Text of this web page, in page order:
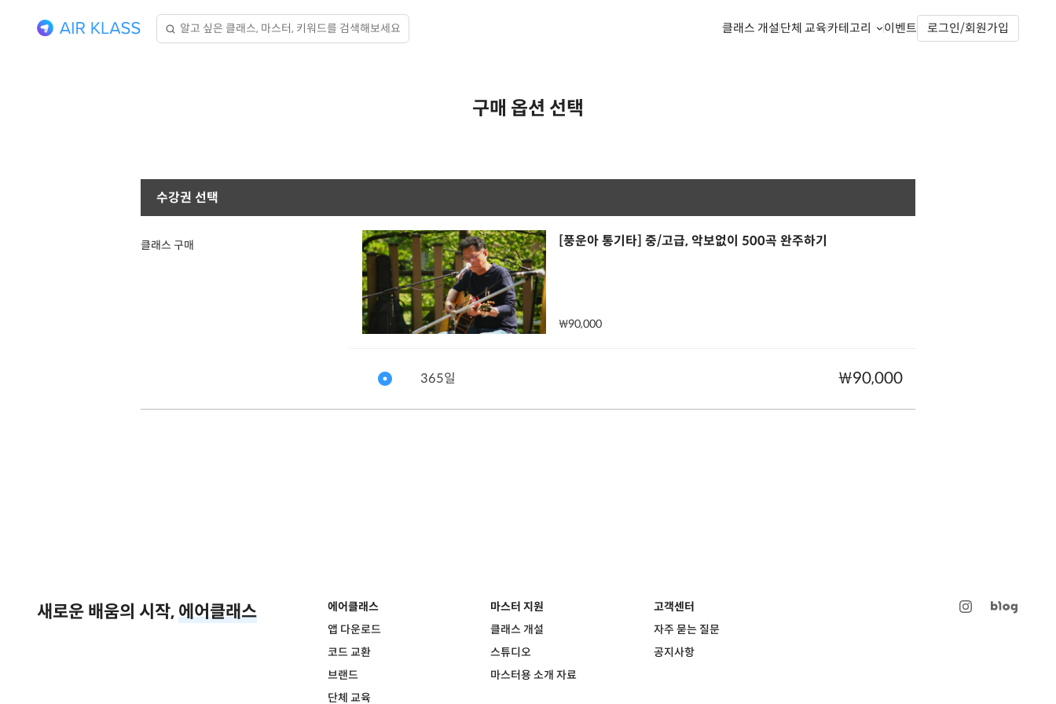
클래스 개설 단체 교육카테고리 이벤트 로그인/회원가입
구매 옵션 선택
수강권 선택
클래스 구매 [풍운아 통기타] 중/고급, 악보없이 500곡 완주하기
₩90,000
365일 ₩90,000
새로운 배움의 시작,에어클래스
에어클래스
앱 다운로드
코드 교환
브랜드
단체 교육
마스터 지원
클래스 개설
스튜디오
마스터용 소개 자료
고객센터
자주 묻는 질문
공지사항